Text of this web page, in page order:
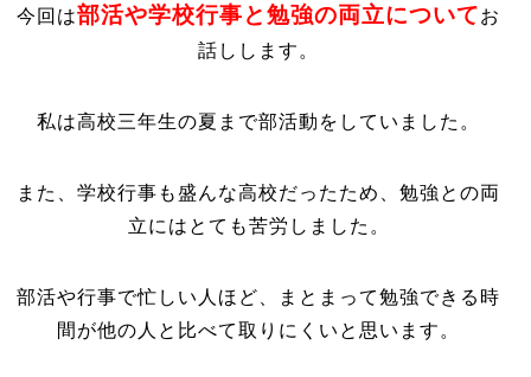
今回は部活や学校行事と勉強の両立についてお
話しします。
私は高校三年生の夏まで部活動をしていました。
また、学校行事も盛んな高校だったため、勉強との両
立にはとても苦労しました。
部活や行事で忙しい人ほど、まとまって勉強できる時
間が他の人と比べて取りにくいと思います。